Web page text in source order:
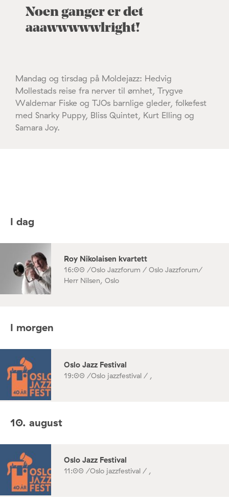
Noen ganger er det
aaawwwwwlright!
Mandag og tirsdag på Moldejazz: Hedvig
Mollestads reise fra nerver til ømhet, Trygve
Waldemar Fiske og TJOs barnlige gleder, folkefest
med Snarky Puppy, Bliss Quintet, Kurt Elling og
Samara Joy.
I dag
Roy Nikolaisen kvartett
16:00 /Oslo Jazzforum / Oslo Jazzforum/
Herr Nilsen, Oslo
I morgen
Oslo Jazz Festival
19:00 /Oslo jazzfestival / ,
10. august
Oslo Jazz Festival
11:00 /Oslo jazzfestival / ,